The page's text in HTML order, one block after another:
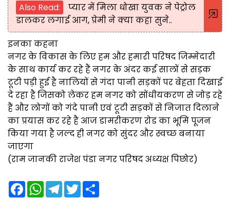
Also Read:
प्यार में मिला धोखा युवक ने पेट्रोल
डालकर लगाई आग, प्रेमी ने क्या कहा सुने..
इनका कहना
नगर के विकास के लिए हम और हमारी परिषद जिम्मेदारी
के साथ कार्य कर रहे हैं नगर के अंदर कई सालों से सड़क
टूटी पड़ी हुई है नालियों से गंदा पानी सड़कों पर बेहता दिखाई
दे रहा है जिसको लेकर हम नगर को सोंधीयकरण से जोड़ रहे
हैं और लोगों को गंदे पानी एवं टूटी सड़कों से निजात दिलाने
का प्रयास कर रहे है आज डामरीकरण रोड का भूमि पूजन
किया गया है जल्द ही नगर को सुंदर और स्वच्छ बनाया
जाएगा
(राम जानकी राजेश पंडा नगर परिषद अध्यक्ष पिछोर)
F
a
W
T
e
T
w